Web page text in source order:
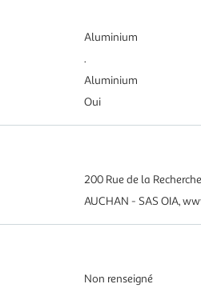
Aluminium
.
Aluminium
Oui
200 Rue de la
AUCHAN - SAS OIA,
Non renseigné